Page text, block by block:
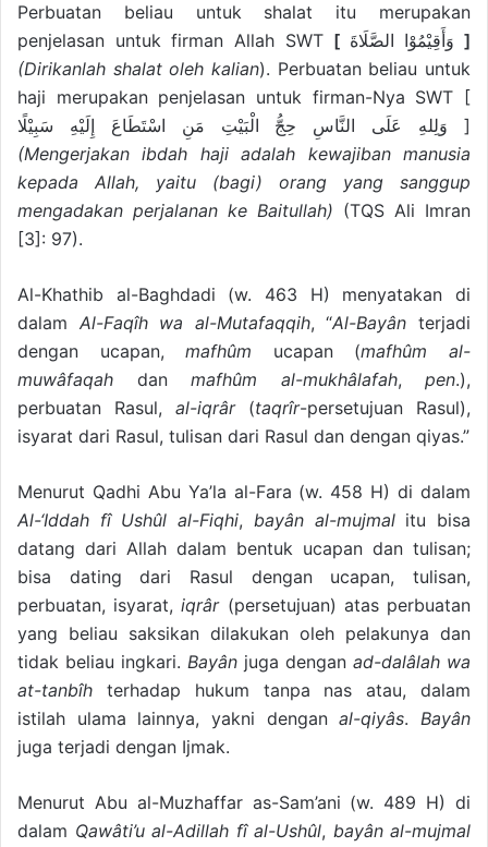
Perbuatan beliau untuk shalat itu merupakan
penjelasan untuk firman Allah SWT [ وَأَقِيْمُوْا الصَّلَاةَ ]
(Dirikanlah shalat oleh kalian). Perbuatan beliau untuk
haji merupakan penjelasan untuk firman-Nya SWT [
وَلِلهِ عَلَى النَّاسِ حِجُّ الْبَيْتِ مَنِ اسْتَطَاعَ إِلَيْهِ سَبِيْلًا ]
(Mengerjakan ibdah haji adalah kewajiban manusia
kepada Allah, yaitu (bagi) orang yang sanggup
mengadakan perjalanan ke Baitullah) (TQS Ali Imran
[3]: 97).
Al-Khathib al-Baghdadi (w. 463 H) menyatakan di
dalam Al-Faqîh wa al-Mutafaqqih, “Al-Bayân terjadi
dengan ucapan,mafhûm ucapan (mafhûm al-
muwâfaqah dan mafhûm al-mukhâlafah, pen.),
perbuatan Rasul, al-iqrâr(taqrîr-persetujuan Rasul),
isyarat dari Rasul, tulisan dari Rasul dan dengan qiyas.”
Menurut Qadhi Abu Ya’la al-Fara (w. 458 H) di dalam
Al-‘Iddah fî Ushûl al-Fiqhi, bayân al-mujmalitu bisa
datang dari Allah dalam bentuk ucapan dan tulisan;
bisa dating dari Rasul dengan ucapan, tulisan,
perbuatan, isyarat,iqrâr(persetujuan) atas perbuatan
yang beliau saksikan dilakukan oleh pelakunya dan
tidak beliau ingkari. Bayân juga dengan ad-dalâlah wa
at-tanbîh terhadap hukum tanpa nas atau, dalam
istilah ulama lainnya, yakni denganal-qiyâs.Bayân
juga terjadi dengan Ijmak.
Menurut Abu al-Muzhaffar as-Sam’ani (w. 489 H) di
dalam Qawâti’u al-Adillah fî al-Ushûl, bayân al-mujmal